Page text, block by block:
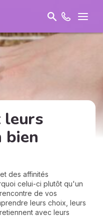
leurs
bien
des affinités
celui-ci plutôt qu'un
de vos
leurs choix, leurs
avec leurs